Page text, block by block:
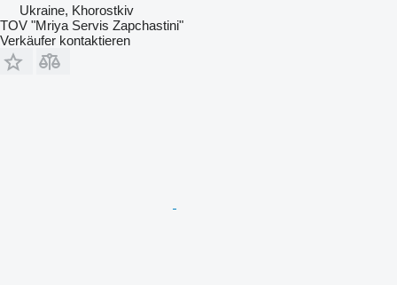
Ukraine, Khorostkiv
TOV "Mriya Servis Zapchastini"
Verkäufer kontaktieren